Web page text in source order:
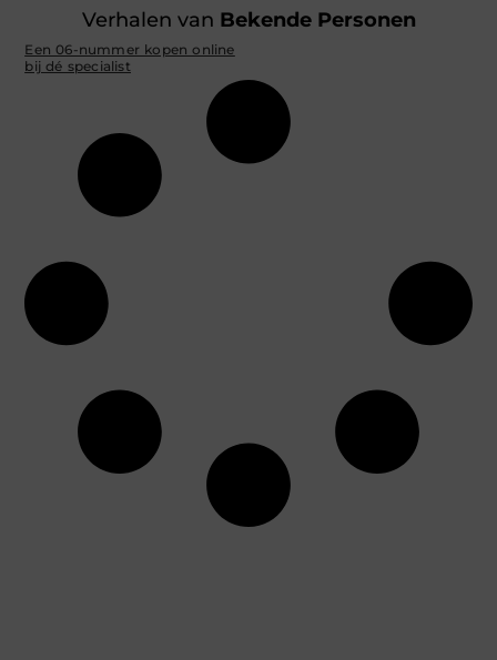
Verhalen van Bekende Personen
Een 06-nummer kopen online
bij dé specialist